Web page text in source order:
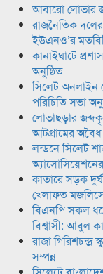
আবারো লোভার
রাজনৈতিক
ইউএনও’র
কানাইঘাটে
অনুষ্ঠিত
সিলেট অনলাইন
পরিচিতি সভা
লোভাছড়ার
আটগ্রামের
লন্ডনে সিলেট
কাতারে সড়ক
খেলাফত
বিএনপি সকল
বিশ্বাসী: আবুল
রাজা গিরিশচন্দ্র
সম্পন্ন